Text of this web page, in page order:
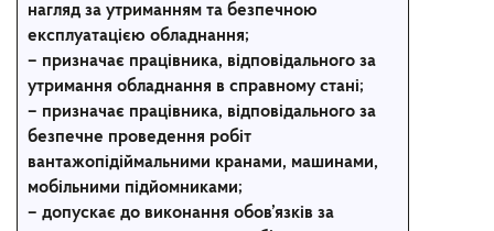
нагляд за утриманням та безпечною
експлуатацією обладнання;
– призначає працівника, відповідального за
утримання обладнання в справному стані;
– призначає працівника, відповідального за
безпечне проведення робіт
вантажопідіймальними кранами, машинами,
мобільними підйомниками;
– допускає до виконання обов’язків за